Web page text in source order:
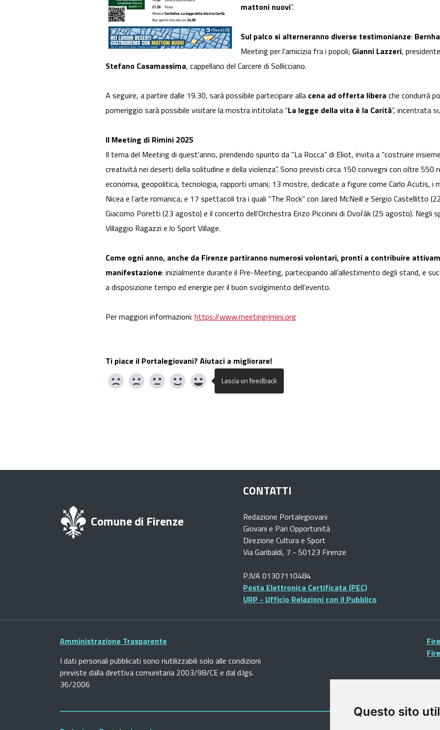
Questo sito
mattoni nuovi”.
Sul palco si alterneranno diverse testimonianze:
Meeting per l'amicizia fra i popoli; Gianni Lazzeri,
Stefano Casamassima, cappellano del Carcere di Sollicciano.
A seguire, a partire dalle 19.30, sarà possibile partecipare alla cena ad offerta libera che condurrà
pomeriggio sarà possibile visitare la mostra intitolata “La legge della vita è la Carità”, incentrata
Il Meeting di Rimini 2025
Il tema del Meeting di quest'anno, prendendo spunto da “La Rocca” di Eliot, invita a “costruire
creatività nei deserti della solitudine e della violenza”. Sono previsti circa 150 convegni con oltre 550
economia, geopolitica, tecnologia, rapporti umani; 13 mostre, dedicate a figure come Carlo Acutis, i
Nicea e l’arte romanica; e 17 spettacoli tra i quali “The Rock” con Jared McNeill e Sergio Castellitto
Giacomo Poretti (23 agosto) e il concerto dell’Orchestra Enzo Piccinini di Dvořák (25 agosto). Negli
Villaggio Ragazzi e lo Sport Village.
Come ogni anno, anche da Firenze partiranno numerosi volontari, pronti a contribuire
manifestazione: inizialmente durante il Pre-Meeting, partecipando all’allestimento degli stand, e
a disposizione tempo ed energie per il buon svolgimento dell’evento.
Per maggiori informazioni:https://www.meetingrimini.org
Ti piace il Portalegiovani? Aiutaci a migliorare!
Comune di Firenze
CONTATTI
Redazione Portalegiovani
Giovani e Pari Opportunità
Direzione Cultura e Sport
Via Garibaldi, 7 - 50123 Firenze
P.IVA 01307110484
Posta Elettronica Certificata (PEC)
URP - Ufficio Relazioni con il Pubblico
Amministrazione Trasparente
I dati personali pubblicati sono riutilizzabili solo alle condizioni
previste dalla direttiva comunitaria 2003/98/CE e dal d.lgs.
36/2006